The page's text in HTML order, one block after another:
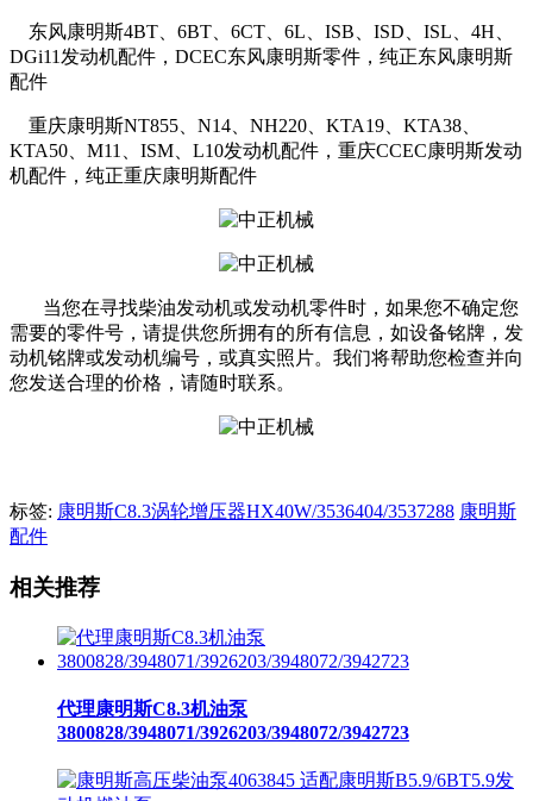
东风康明斯4BT、6BT、6CT、6L、ISB、ISD、ISL、4H、
DGi11发动机配件，DCEC东风康明斯零件，纯正东风康明斯
配件
重庆康明斯NT855、N14、NH220、KTA19、KTA38、
KTA50、M11、ISM、L10发动机配件，重庆CCEC康明斯发动
机配件，纯正重庆康明斯配件
当您在寻找柴油发动机或发动机零件时，如果您不确定您
需要的零件号，请提供您所拥有的所有信息，如设备铭牌，发
动机铭牌或发动机编号，或真实照片。我们将帮助您检查并向
您发送合理的价格，请随时联系。
标签: 康明斯C8.3涡轮增压器HX40W/3536404/3537288 康明斯
配件
相关推荐
代理康明斯C8.3机油泵
3800828/3948071/3926203/3948072/3942723